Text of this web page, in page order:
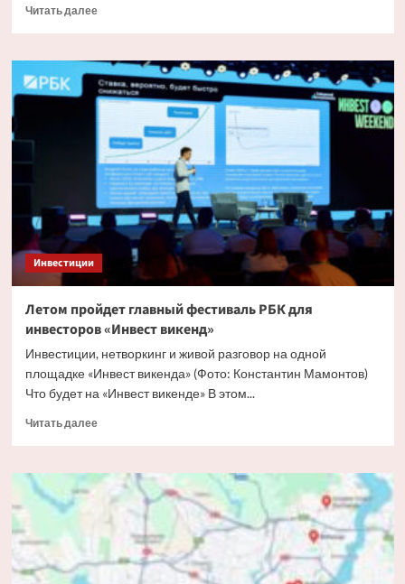
Читать далееПрочитать
Девальвация:
что
это
ли
она
рублю
2026
году
Инвестиции
Летом пройдет главный фестиваль РБК для
инвесторов «‎Инвест викенд»
Инвестиции, нетворкинг и живой разговор на одной
площадке «Инвест викенда» (Фото: Константин Мамонтов)
Что будет на «Инвест викенде» В этом...
Читать далееПрочитать
Летом
пройдет
главный
фестиваль
РБК
для
инвесторов